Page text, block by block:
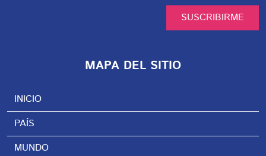
SUSCRIBIRME
MAPA DEL SITIO
INICIO
PAÍS
MUNDO